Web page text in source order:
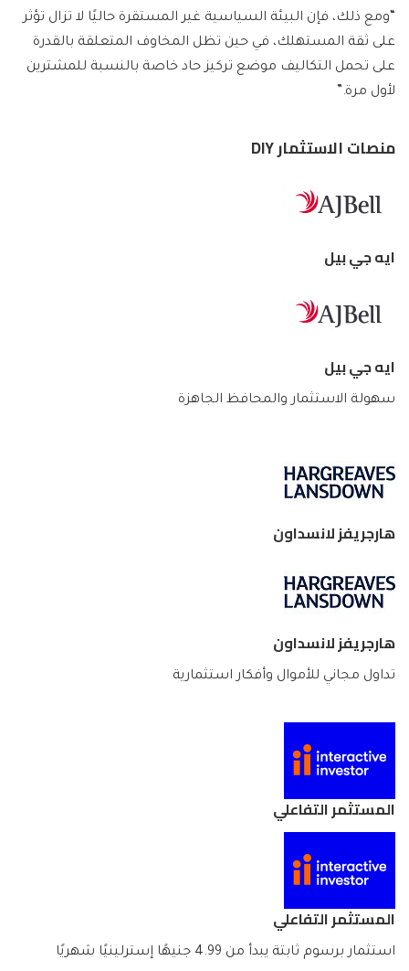
“ومع ذلك، فإن البيئة السياسية غير المستقرة حاليًا لا تزال تؤثر
على ثقة المستهلك، في حين تظل المخاوف المتعلقة بالقدرة
على تحمل التكاليف موضع تركيز حاد خاصة بالنسبة للمشترين
لأول مرة.”
منصات الاستثمار DIY
ايه جي بيل
ايه جي بيل
سهولة الاستثمار والمحافظ الجاهزة
هارجريفز لانسداون
هارجريفز لانسداون
تداول مجاني للأموال وأفكار استثمارية
المستثمر التفاعلي
المستثمر التفاعلي
استثمار برسوم ثابتة يبدأ من 4.99 جنيهًا إسترلينيًا شهريًا